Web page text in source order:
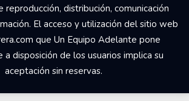
reproducción, distribución, comunicación
El acceso y utilización del sitio web
que Un Equipo Adelante pone
disposición de los usuarios implica su
aceptación sin reservas.